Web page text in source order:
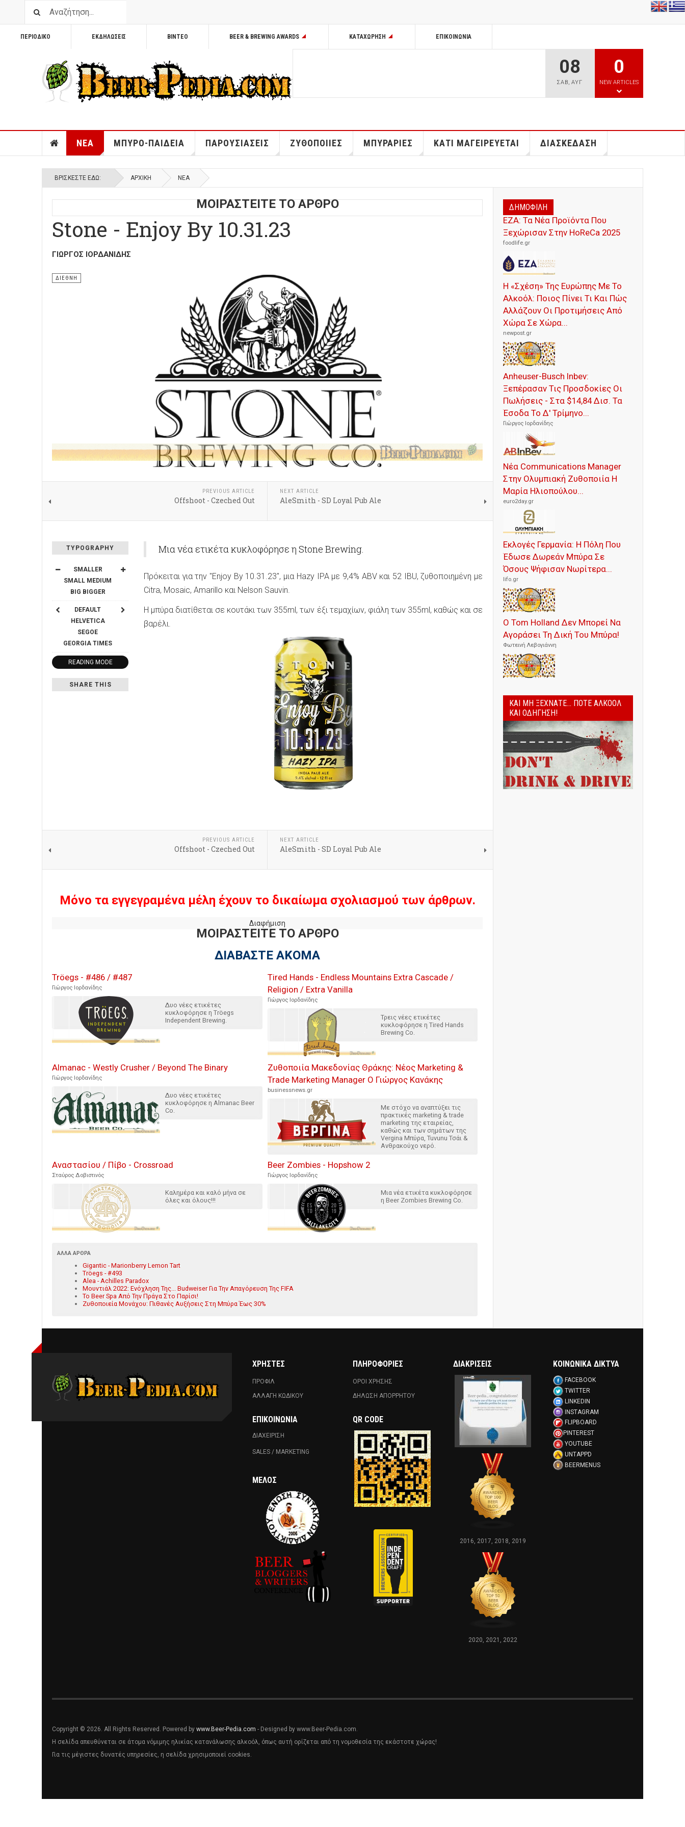
ΠΕΡΙΟΔΙΚΟ ΕΚΔΗΛΩΣΕΙΣ ΒΙΝΤΕΟ BEER & BREWING AWARDS ΚΑΤΑΧΩΡΗΣΗ ΕΠΙΚΟΙΝΩΝΊΑ
08
ΣΑΒ,ΑΥΓ
0
NEW ARTICLES
ΝΕΑ ΜΠΥΡΟ-ΠΑΙΔΕΙΑ ΠΑΡΟΥΣΙΑΣΕΙΣ ΖΥΘΟΠΟΙΙΕΣ ΜΠΥΡΑΡΙΕΣ ΚΑΤΙ ΜΑΓΕΙΡΕΥΕΤΑΙ ΔΙΑΣΚΕΔΑΣΗ
ΒΡΊΣΚΕΣΤΕ ΕΔΏ: ΑΡΧΙΚΉ ΝΕΑ
ΜΟΙΡΑΣΤΕΙΤΕ ΤΟ ΑΡΘΡΟ
Stone - Enjoy By 10.31.23
ΓΙΏΡΓΟΣ ΙΟΡΔΑΝΊΔΗΣ
ΔΙΕΘΝΗ
PREVIOUS ARTICLE
Offshoot - Czeched Out
NEXT ARTICLE
AleSmith - SD Loyal Pub Ale
TYPOGRAPHY
SMALLER
SMALL MEDIUM
BIG BIGGER
DEFAULT
HELVETICA
SEGOE
GEORGIA TIMES
READING MODE
SHARE THIS
Μια νέα ετικέτα κυκλοφόρησε η Stone Brewing.
Πρόκειται για την "Enjoy By 10.31.23", μια Hazy IPA με 9,4% ABV και 52 IBU, ζυθοποιημένη με
Citra, Mosaic, Amarillo και Nelson Sauvin.
Η μπύρα διατίθεται σε κουτάκι των 355ml, των έξι τεμαχίων, φιάλη των 355ml, καθώς και σε
βαρέλι.
PREVIOUS ARTICLE
Offshoot - Czeched Out
NEXT ARTICLE
AleSmith - SD Loyal Pub Ale
Μόνο τα εγγεγραμένα μέλη έχουν το δικαίωμα σχολιασμού των άρθρων.
Διαφήμιση
ΜΟΙΡΑΣΤΕΙΤΕ ΤΟ ΑΡΘΡΟ
ΔΙΑΒΑΣΤΕ ΑΚΟΜΑ
Tröegs - #486 / #487
Γιώργος Ιορδανίδης
Δυο νέες ετικέτες
κυκλοφόρησε η Tröegs
Independent Brewing.
Tired Hands - Endless Mountains Extra Cascade /
Religion / Extra Vanilla
Γιώργος Ιορδανίδης
Τρεις νέες ετικέτες
κυκλοφόρησε η Tired Hands
Brewing Co.
Almanac - Westly Crusher / Beyond The Binary
Γιώργος Ιορδανίδης
Δυο νέες ετικέτες
κυκλοφόρησε η Almanac Beer
Co.
Ζυθοποιία Μακεδονίας Θράκης: Nέος Μarketing &
Trade Marketing Manager Ο Γιώργος Κανάκης
businessnews.gr
Με στόχο να αναπτύξει τις
πρακτικές marketing & trade
marketing της εταιρείας,
καθώς και των σημάτων της
Vergina Μπύρα, Tuvunu Τσάι &
Ανθρακούχο νερό.
Αναστασίου / Πίβο - Crossroad
Σταύρος Δοβιστινός
Καλημέρα και καλό μήνα σε
όλες και όλους!!!
Beer Zombies - Hopshow 2
Γιώργος Ιορδανίδης
Μια νέα ετικέτα κυκλοφόρησε
η Beer Zombies Brewing Co.
ΆΛΛΑ ΆΡΘΡΑ
Gigantic - Marionberry Lemon Tart
Tröegs - #493
Alea - Achilles Paradox
Μουντιάλ 2022: Ενόχληση Της... Budweiser Για Την Απαγόρευση Της FIFA
Το Βeer Spa Από Την Πράγα Στο Παρίσι!
Ζυθοποιεία Μονάχου: Πιθανές Αυξήσεις Στη Μπύρα Έως 30%
ΔΗΜΟΦΙΛΗ
ΕΖΑ: Τα Νέα Προϊόντα Που
Ξεχώρισαν Στην HoReCa 2025
foodlife.gr
Η «Σχέση» Της Ευρώπης Με Το
Αλκοόλ: Ποιος Πίνει Τι Και Πώς
Αλλάζουν Οι Προτιμήσεις Από
Χώρα Σε Χώρα...
newpost.gr
Anheuser-Busch Inbev:
Ξεπέρασαν Τις Προσδοκίες Οι
Πωλήσεις - Στα $14,84 Δισ. Τα
Έσοδα Το Δ' Τρίμηνο...
Γιώργος Ιορδανίδης
Νέα Communications Manager
Στην Ολυμπιακή Ζυθοποιία Η
Μαρία Ηλιοπούλου...
euro2day.gr
Εκλογές Γερμανία: Η Πόλη Που
Έδωσε Δωρεάν Μπύρα Σε
Όσους Ψήφισαν Νωρίτερα...
lifo.gr
Ο Tom Holland Δεν Μπορεί Να
Αγοράσει Τη Δική Του Μπύρα!
Φωτεινή Λεβογιάννη
ΚΑΙ ΜΗ ΞΕΧΝΆΤΕ... ΠΟΤΈ ΑΛΚΟΌΛ
ΚΑΙ ΟΔΉΓΗΣΗ!
ΧΡΗΣΤΕΣ
ΠΡΟΦΙΛ
ΑΛΛΑΓΗ ΚΩΔΙΚΟΥ
ΕΠΙΚΟΙΝΩΝΊΑ
ΔΙΑΧΕΙΡΙΣΗ
SALES / MARKETING
ΜΈΛΟΣ
ΠΛΗΡΟΦΟΡΙΕΣ
ΟΡΟΙ ΧΡΗΣΗΣ
ΔΗΛΩΣΗ ΑΠΟΡΡΗΤΟΥ
QR CODE
ΔΙΑΚΡΊΣΕΙΣ
2016, 2017, 2018, 2019
2020, 2021, 2022
ΚΟΙΝΩΝΙΚΑ ΔΙΚΤΥΑ
FACEBOOK
TWITTER
LINKEDIN
INSTAGRAM
FLIPBOARD
PINTEREST
YOUTUBE
UNTAPPD
BEERMENUS
Copyright © 2026. All Rights Reserved. Powered by www.Beer-Pedia.com - Designed by www.Beer-Pedia.com.
Η σελίδα απευθύνεται σε άτομα νόμιμης ηλικίας κατανάλωσης αλκοόλ, όπως αυτή ορίζεται από τη νομοθεσία της εκάστοτε χώρας!
Για τις μέγιστες δυνατές υπηρεσίες, η σελίδα χρησιμοποιεί cookies.